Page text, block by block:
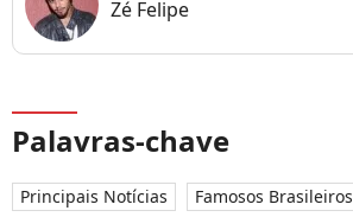
Zé Felipe
Palavras-chave
Principais Notícias Famosos Brasileiros